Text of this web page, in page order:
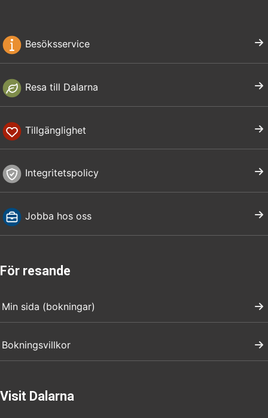
Besöksservice
Resa till Dalarna
Tillgänglighet
Integritetspolicy
Jobba hos oss
För resande
Min sida (bokningar)
Bokningsvillkor
Visit Dalarna